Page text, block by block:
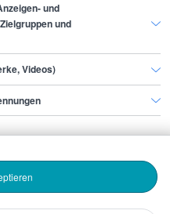
und
und
Videos)